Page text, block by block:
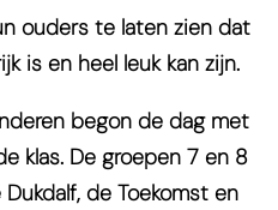
ouders te laten zien dat
is en heel leuk kan zijn.
begon de dag met
klas. De groepen 7 en 8
de Toekomst en